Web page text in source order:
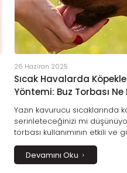
26 Haziran 2025
Sıcak Havalarda
Yöntemi: Buz Torbası
Yazın kavurucu sıcaklarında
serinleteceğinizi mi
torbası kullanımının etkili ve
veteriner onaylı serinletme
çarpması belirtilerini bu
Devamını Oku